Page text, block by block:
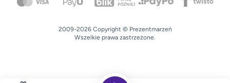
2009-2026 Copyright © Prezentmarzeń
Wszelkie prawa zastrzeżone.